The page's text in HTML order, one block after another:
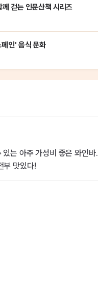
걷는 인문산책 시리즈
인' 음식 문화
는 아주 가성비 좋은 와인바.
부 맛있다!